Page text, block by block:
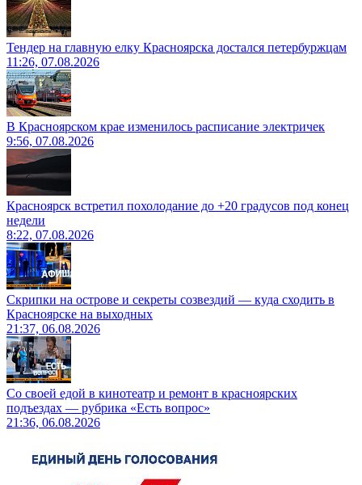
Тендер на главную елку Красноярска достался петербуржцам
11:26, 07.08.2026
В Красноярском крае изменилось расписание электричек
9:56, 07.08.2026
Красноярск встретил похолодание до +20 градусов под конец
недели
8:22, 07.08.2026
Скрипки на острове и секреты созвездий — куда сходить в
Красноярске на выходных
21:37, 06.08.2026
Со своей едой в кинотеатр и ремонт в красноярских
подъездах — рубрика «Есть вопрос»
21:36, 06.08.2026